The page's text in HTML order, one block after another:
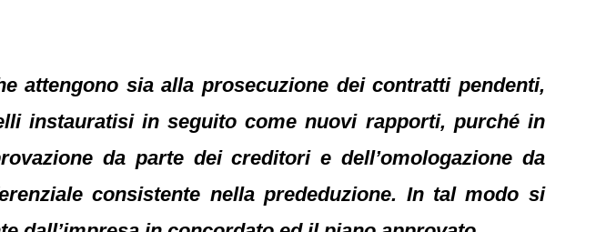
attengono sia alla prosecuzione dei contratti pendenti,
instauratisi in seguito come nuovi rapporti, purché in
da parte dei creditori e dell’omologazione da
consistente nella prededuzione. In tal modo si